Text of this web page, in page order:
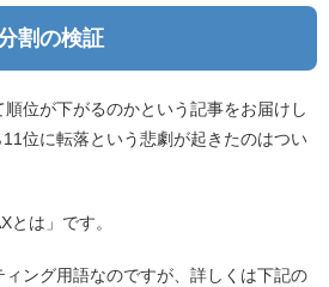
割の検証
位が下がるのかという記事をお届けし
位に転落という悲劇が起きたのはつい
とは」です。
ング用語なのですが、詳しくは下記の